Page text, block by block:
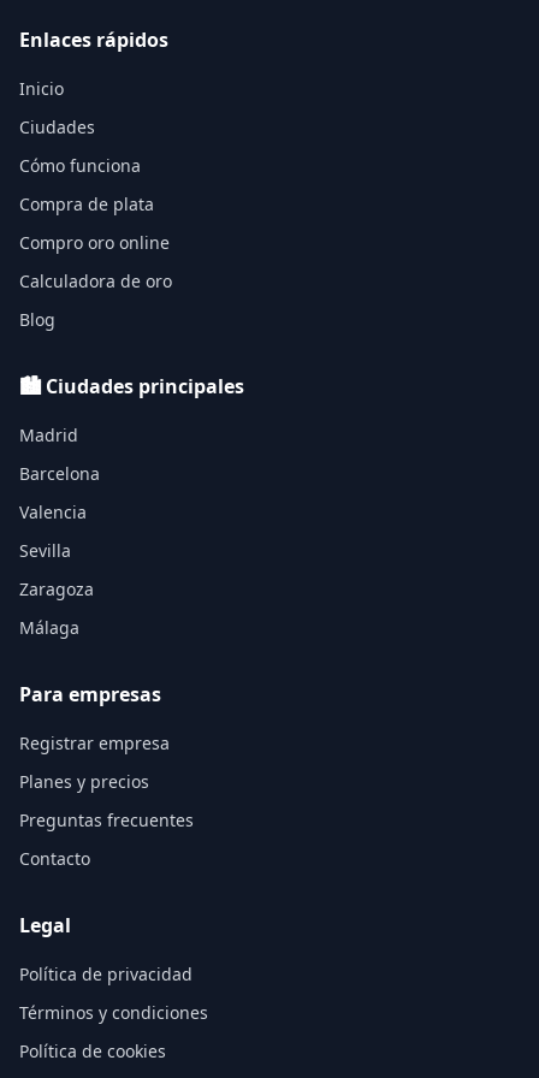
Enlaces rápidos
Inicio
Ciudades
Cómo funciona
Compra de plata
Compro oro online
Calculadora de oro
Blog
🏙️ Ciudades principales
Madrid
Barcelona
Valencia
Sevilla
Zaragoza
Málaga
Para empresas
Registrar empresa
Planes y precios
Preguntas frecuentes
Contacto
Legal
Política de privacidad
Términos y condiciones
Política de cookies